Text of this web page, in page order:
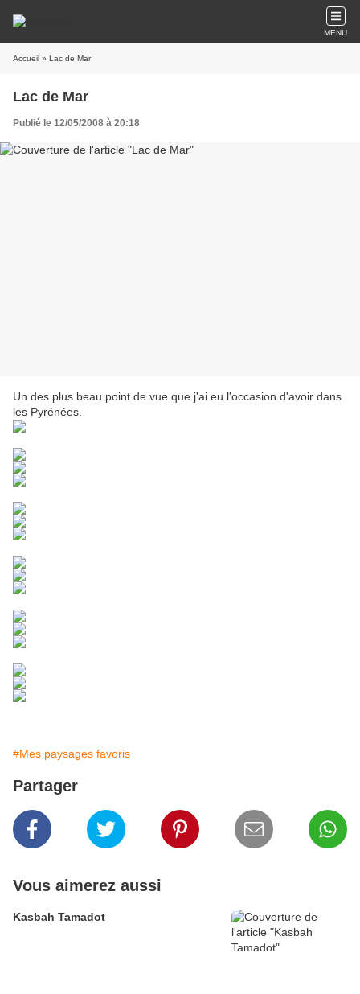
MENU
Accueil » Lac de Mar
Lac de Mar
Publié le 12/05/2008 à 20:18
Un des plus beau point de vue que j'ai eu l'occasion d'avoir dans
les Pyrénées.
#Mes paysages favoris
Partager
Vous aimerez aussi
Kasbah Tamadot